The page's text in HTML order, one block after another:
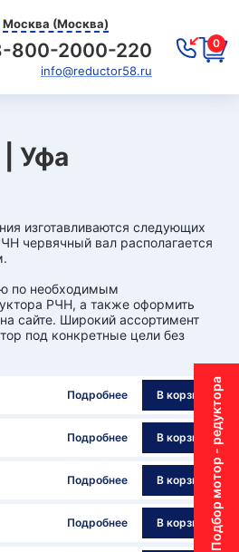
Москва (Москва)
800-2000-220
info@reductor58.ru
0
Подбор мотор - редуктора
Уфа
изготавливаются следующих
червячный вал располагается
по необходимым
РЧН, а также оформить
сайте. Широкий ассортимент
под конкретные цели без
Подробнее В корзину
Подробнее В корзину
Подробнее В корзину
Подробнее В корзину